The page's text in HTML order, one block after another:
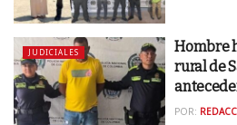
JUDICIALES
Hombre
rural de
POR: